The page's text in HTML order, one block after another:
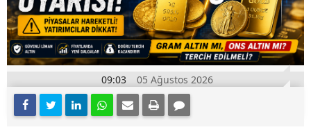
09:03 05 Ağustos 2026